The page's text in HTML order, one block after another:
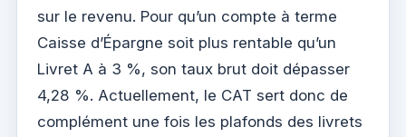
sur le revenu. Pour qu’un compte à terme
Caisse d’Épargne soit plus rentable qu’un
Livret A à 3 %, son taux brut doit dépasser
4,28 %. Actuellement, le CAT sert donc de
complément une fois les plafonds des livrets